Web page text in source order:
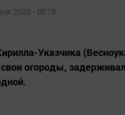
2020 - 09:18
Указчика
огороды,